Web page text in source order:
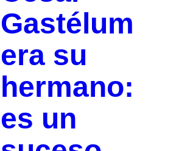
Gastélum
era su
hermano:
es un